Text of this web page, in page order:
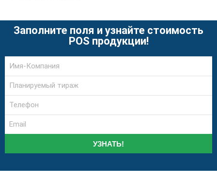
Заполните поля и узнайте стоимость
POS продукции!
УЗНАТЬ!